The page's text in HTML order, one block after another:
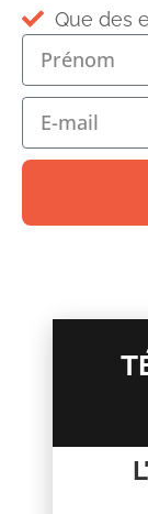
Laisser un
Votre adresse
obligatoires
Que des